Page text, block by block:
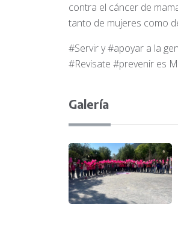
contra el cáncer de
tanto de mujeres como
#Servir y #apoyar a la
#Revisate #prevenir es
Galería